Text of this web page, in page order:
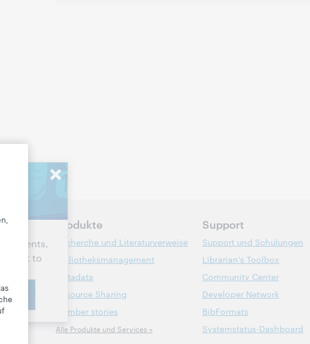
events,
to
Ihre
Produkte
Recherche und Literaturverweise
Bibliotheksmanagement
Metadata
Resource Sharing
Member stories
Alle Produkte und Services »
Support
Support und Schulungen
Librarian’s Toolbox
Community Center
Developer Network
BibFormats
Systemstatus-Dashboard